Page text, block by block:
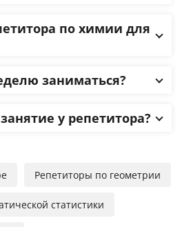
по химии для
заниматься?
у репетитора?
Репетиторы по геометрии
статистики